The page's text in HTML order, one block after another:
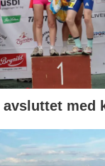
avsluttet med